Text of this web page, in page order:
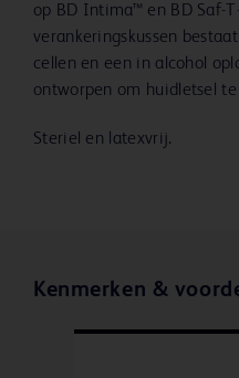
op BD Intima™ en BD Saf-
verankeringskussen
cellen en een in alcohol
ontworpen om huidletsel
Steriel en latexvrij.
Kenmerken &